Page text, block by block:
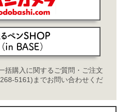
括購入に関するご質問・ご注文
5161)までお問い合わせくだ